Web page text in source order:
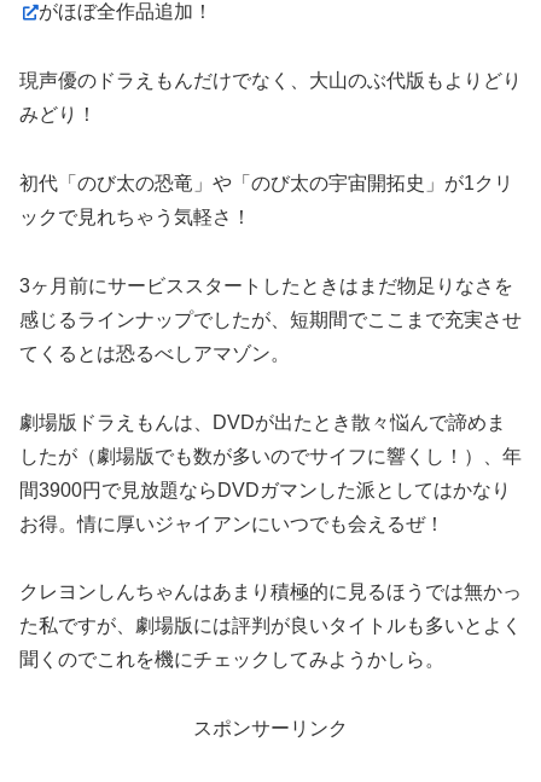
がほぼ全作品追加！
現声優のドラえもんだけでなく、大山のぶ代版もよりどり
みどり！
初代「のび太の恐竜」や「のび太の宇宙開拓史」が1クリ
ックで見れちゃう気軽さ！
3ヶ月前にサービススタートしたときはまだ物足りなさを
感じるラインナップでしたが、短期間でここまで充実させ
てくるとは恐るべしアマゾン。
劇場版ドラえもんは、DVDが出たとき散々悩んで諦めま
したが（劇場版でも数が多いのでサイフに響くし！）、年
間3900円で見放題ならDVDガマンした派としてはかなり
お得。情に厚いジャイアンにいつでも会えるぜ！
クレヨンしんちゃんはあまり積極的に見るほうでは無かっ
た私ですが、劇場版には評判が良いタイトルも多いとよく
聞くのでこれを機にチェックしてみようかしら。
スポンサーリンク